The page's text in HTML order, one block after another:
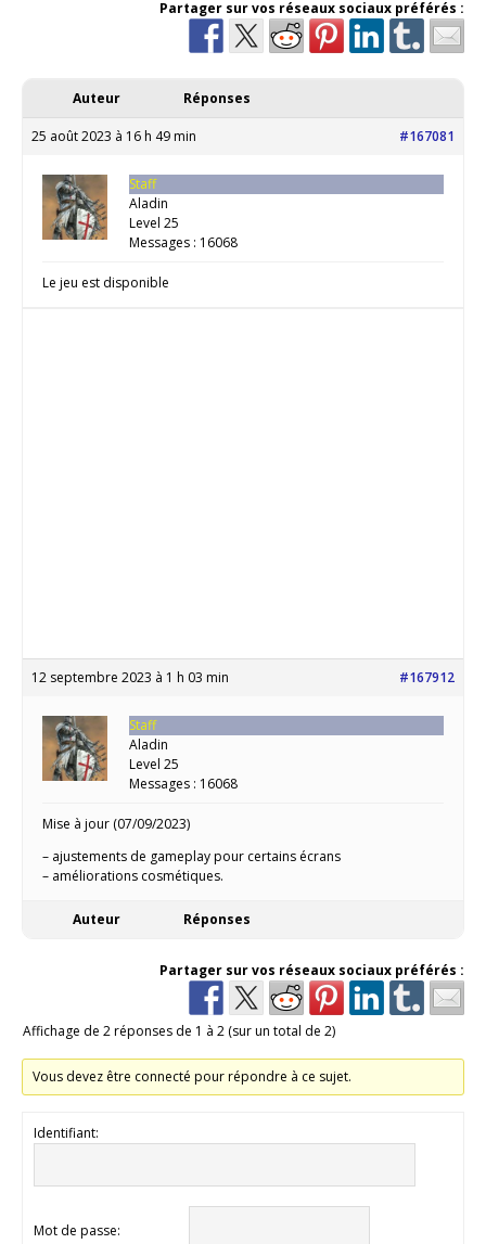
Partager sur vos réseaux sociaux préférés :
Auteur Réponses
25 août 2023 à 16 h 49 min #167081
Staff
Aladin
Level 25
Messages : 16068
Le jeu est disponible
12 septembre 2023 à 1 h 03 min #167912
Staff
Aladin
Level 25
Messages : 16068
Mise à jour (07/09/2023)
– ajustements de gameplay pour certains écrans
– améliorations cosmétiques.
Auteur Réponses
Partager sur vos réseaux sociaux préférés :
Affichage de 2 réponses de 1 à 2 (sur un total de 2)
Vous devez être connecté pour répondre à ce sujet.
Identifiant:
Mot de passe: